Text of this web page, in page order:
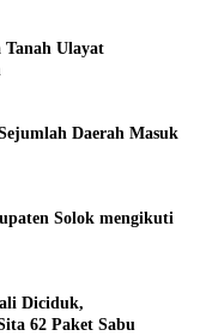
Tanah Ulayat
Daerah Masuk
Solok mengikuti
Diciduk,
62 Paket Sabu